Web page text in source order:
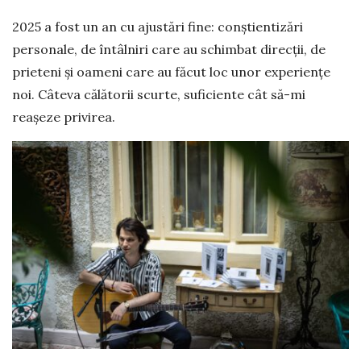
2025 a fost un an cu ajustări fine: conștientizări
personale, de întâlniri care au schimbat direcții, de
prieteni și oameni care au făcut loc unor experiențe
noi. Câteva călătorii scurte, suficiente cât să-mi
reașeze privirea.